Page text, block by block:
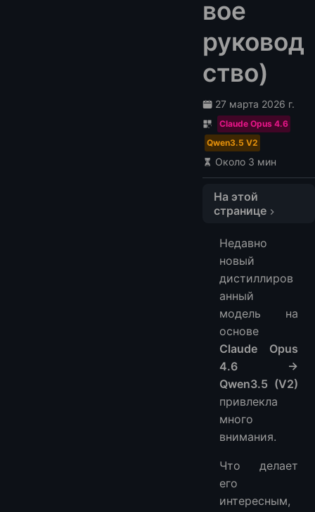
вое
руковод
ство)
27 марта 2026 г.
Claude Opus 4.6
Qwen3.5 V2
Около 3 мин
На этой
странице
Начните общение
Недавно
новый
дистиллиров
анный
модель на
основе
Claude Opus
4.6 →
Qwen3.5 (V2)
привлекла
много
внимания.
Что делает
его
интересным,